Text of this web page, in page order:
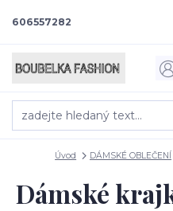
606557282
Úvod DÁMSKÉ OBLEČENÍ
Dámské